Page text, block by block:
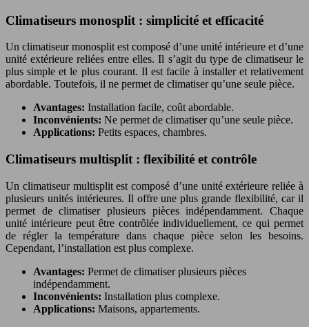
Climatiseurs monosplit : simplicité et efficacité
Un climatiseur monosplit est composé d’une unité intérieure et d’une
unité extérieure reliées entre elles. Il s’agit du type de climatiseur le
plus simple et le plus courant. Il est facile à installer et relativement
abordable. Toutefois, il ne permet de climatiser qu’une seule pièce.
Avantages: Installation facile, coût abordable.
Inconvénients: Ne permet de climatiser qu’une seule pièce.
Applications: Petits espaces, chambres.
Climatiseurs multisplit : flexibilité et contrôle
Un climatiseur multisplit est composé d’une unité extérieure reliée à
plusieurs unités intérieures. Il offre une plus grande flexibilité, car il
permet de climatiser plusieurs pièces indépendamment. Chaque
unité intérieure peut être contrôlée individuellement, ce qui permet
de régler la température dans chaque pièce selon les besoins.
Cependant, l’installation est plus complexe.
Avantages: Permet de climatiser plusieurs pièces
indépendamment.
Inconvénients: Installation plus complexe.
Applications: Maisons, appartements.